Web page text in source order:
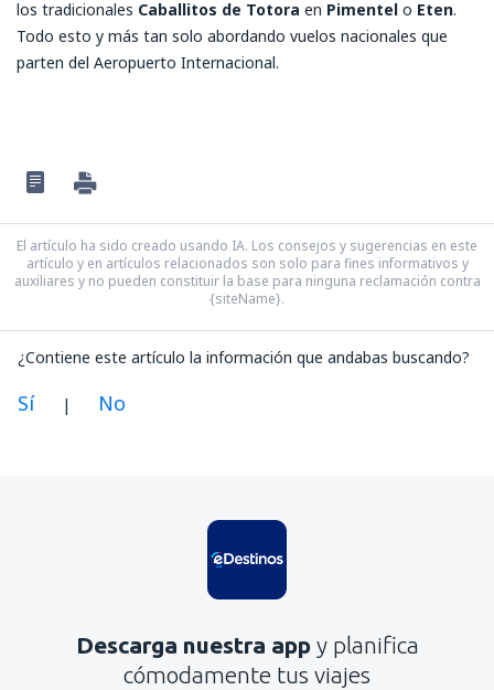
los tradicionales Caballitos de Totora en Pimentel o Eten.
Todo esto y más tan solo abordando vuelos nacionales que
parten del Aeropuerto Internacional.
El artículo ha sido creado usando IA. Los consejos y sugerencias en este
artículo y en artículos relacionados son solo para fines informativos y
auxiliares y no pueden constituir la base para ninguna reclamación contra
{siteName}.
¿Contiene este artículo la información que andabas buscando?
Sí | No
Contiene información incorrecta
No profundiza en el tema
Enviar
Descarga nuestra app y planifica
cómodamente tus viajes